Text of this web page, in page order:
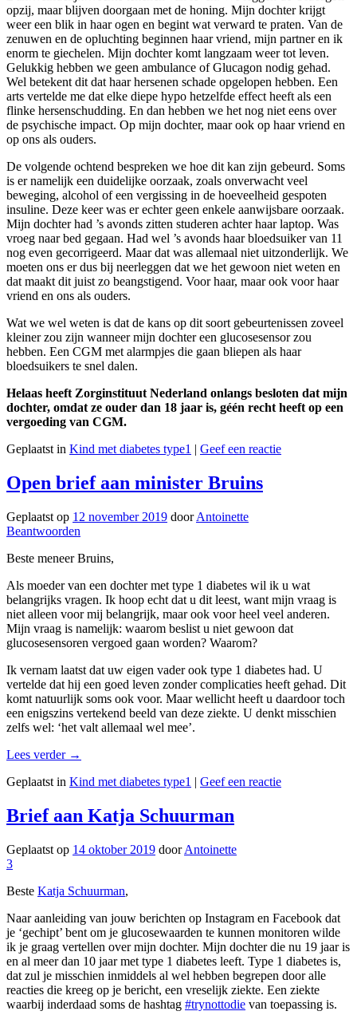
opzij, maar blijven doorgaan met de honing. Mijn dochter krijgt
weer een blik in haar ogen en begint wat verward te praten. Van de
zenuwen en de opluchting beginnen haar vriend, mijn partner en ik
enorm te giechelen. Mijn dochter komt langzaam weer tot leven.
Gelukkig hebben we geen ambulance of Glucagon nodig gehad.
Wel betekent dit dat haar hersenen schade opgelopen hebben. Een
arts vertelde me dat elke diepe hypo hetzelfde effect heeft als een
flinke hersenschudding. En dan hebben we het nog niet eens over
de psychische impact. Op mijn dochter, maar ook op haar vriend en
op ons als ouders.
De volgende ochtend bespreken we hoe dit kan zijn gebeurd. Soms
is er namelijk een duidelijke oorzaak, zoals onverwacht veel
beweging, alcohol of een vergissing in de hoeveelheid gespoten
insuline. Deze keer was er echter geen enkele aanwijsbare oorzaak.
Mijn dochter had ’s avonds zitten studeren achter haar laptop. Was
vroeg naar bed gegaan. Had wel ’s avonds haar bloedsuiker van 11
nog even gecorrigeerd. Maar dat was allemaal niet uitzonderlijk. We
moeten ons er dus bij neerleggen dat we het gewoon niet weten en
dat maakt dit juist zo beangstigend. Voor haar, maar ook voor haar
vriend en ons als ouders.
Wat we wel weten is dat de kans op dit soort gebeurtenissen zoveel
kleiner zou zijn wanneer mijn dochter een glucosesensor zou
hebben. Een CGM met alarmpjes die gaan bliepen als haar
bloedsuikers te snel dalen.
Helaas heeft Zorginstituut Nederland onlangs besloten dat mijn
dochter, omdat ze ouder dan 18 jaar is, géén recht heeft op een
vergoeding van CGM.
Geplaatst in Kind met diabetes type1 Geef een reactie
Open brief aan minister Bruins
Geplaatst op 12 november 2019 doorAntoinette
Beantwoorden
Beste meneer Bruins,
Als moeder van een dochter met type 1 diabetes wil ik u wat
belangrijks vragen. Ik hoop echt dat u dit leest, want mijn vraag is
niet alleen voor mij belangrijk, maar ook voor heel veel anderen.
Mijn vraag is namelijk: waarom beslist u niet gewoon dat
glucosesensoren vergoed gaan worden? Waarom?
Ik vernam laatst dat uw eigen vader ook type 1 diabetes had. U
vertelde dat hij een goed leven zonder complicaties heeft gehad. Dit
komt natuurlijk soms ook voor. Maar wellicht heeft u daardoor toch
een enigszins vertekend beeld van deze ziekte. U denkt misschien
zelfs wel: ‘het valt allemaal wel mee’.
Lees verder →
Geplaatst in Kind met diabetes type1 | Geef een reactie
Brief aan Katja Schuurman
Geplaatst op 14 oktober 2019 doorAntoinette
3
Beste Katja Schuurman,
Naar aanleiding van jouw berichten op Instagram en Facebook dat
je ‘gechipt’ bent om je glucosewaarden te kunnen monitoren wilde
ik je graag vertellen over mijn dochter. Mijn dochter die nu 19 jaar is
en al meer dan 10 jaar met type 1 diabetes leeft. Type 1 diabetes is,
dat zul je misschien inmiddels al wel hebben begrepen door alle
reacties die kreeg op je bericht, een vreselijk ziekte. Een ziekte
waarbij inderdaad soms de hashtag #trynottodie van toepassing is.